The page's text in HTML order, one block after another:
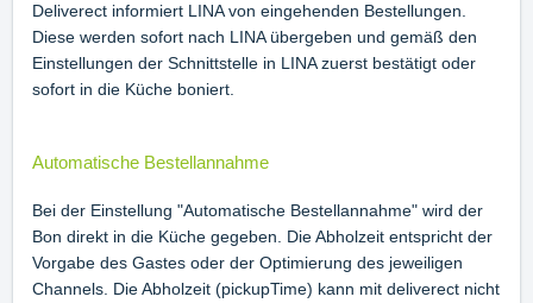
Deliverect informiert LINA von eingehenden Bestellungen.
Diese werden sofort nach LINA übergeben und gemäß den
Einstellungen der Schnittstelle in LINA zuerst bestätigt oder
sofort in die Küche boniert.
Automatische Bestellannahme
Bei der Einstellung "Automatische Bestellannahme" wird der
Bon direkt in die Küche gegeben. Die Abholzeit entspricht der
Vorgabe des Gastes oder der Optimierung des jeweiligen
Channels. Die Abholzeit (pickupTime) kann mit deliverect nicht